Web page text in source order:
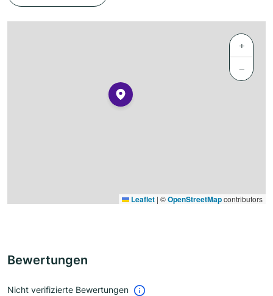
+
−
Leaflet | ©OpenStreetMapcontributors
Bewertungen
Nicht verifizierte Bewertungen